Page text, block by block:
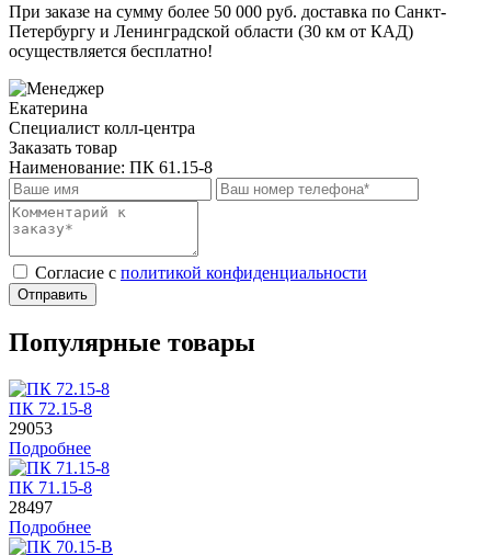
При заказе на сумму более 50 000 руб. доставка по Санкт-
Петербургу и Ленинградской области (30 км от КАД)
осуществляется бесплатно!
Екатерина
Специалист колл-центра
Заказать товар
Наименование: ПК 61.15-8
Cогласие с политикой конфиденциальности
Отправить
Популярные товары
ПК 72.15-8
29053
Подробнее
ПК 71.15-8
28497
Подробнее